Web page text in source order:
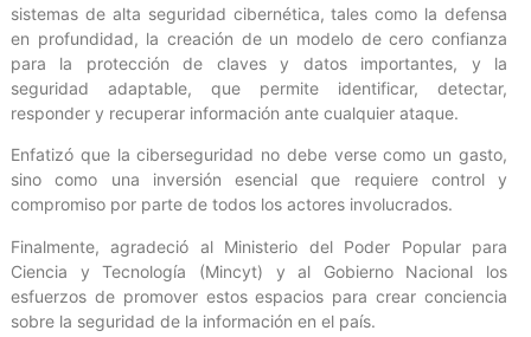
sistemas de alta seguridad cibernética, tales como la defensa
en profundidad, la creación de un modelo de cero confianza
para la protección de claves y datos importantes, y la
seguridad adaptable, que permite identificar, detectar,
responder y recuperar información ante cualquier ataque.
Enfatizó que la ciberseguridad no debe verse como un gasto,
sino como una inversión esencial que requiere control y
compromiso por parte de todos los actores involucrados.
Finalmente, agradeció al Ministerio del Poder Popular para
Ciencia y Tecnología (Mincyt) y al Gobierno Nacional los
esfuerzos de promover estos espacios para crear conciencia
sobre la seguridad de la información en el país.